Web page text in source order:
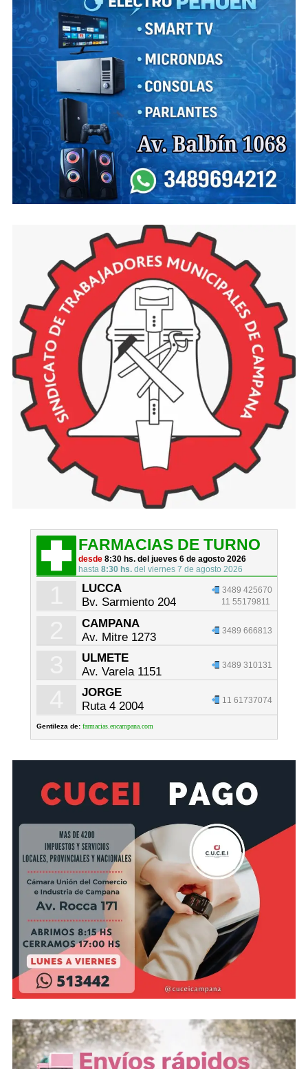
FARMACIAS DE TURNO
desde8:30 hs. del jueves 6 de agosto 2026
hasta8:30 hs. del viernes 7 de agosto 2026
LUCCA
Bv. Sarmiento 204
3489 425670
11 55179811
CAMPANA
Av. Mitre 1273
3489 666813
ULMETE
Av. Varela 1151
3489 310131
JORGE
Ruta 4 2004
11 61737074
Gentileza de: farmacias.encampana.com